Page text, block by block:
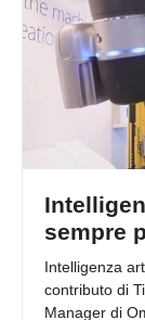
sempre
Intelligenza
contributo di
Manager di